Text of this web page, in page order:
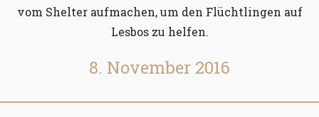
vom Shelter aufmachen, um den Flüchtlingen auf
Lesbos zu helfen.
8. November 2016